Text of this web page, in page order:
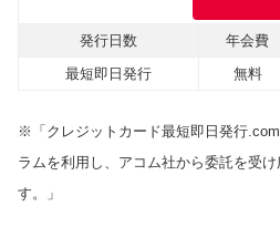
発行日数 年会費
最短即日発行
無料
※「クレジットカード最短即日発行
ラムを利用し、アコム社から委託を受
す。」